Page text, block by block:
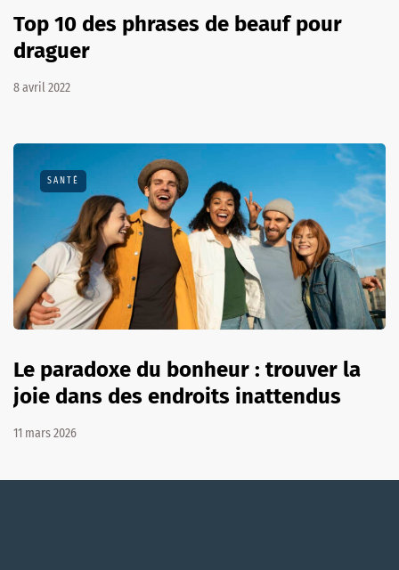
Top 10 des phrases de beauf pour
draguer
8 avril 2022
SANTÉ
Le paradoxe du bonheur : trouver la
joie dans des endroits inattendus
11 mars 2026